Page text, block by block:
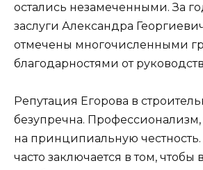
остались незамеченными. За
заслуги Александра
отмечены многочисленными
благодарностями от
Репутация Егорова в
безупречна.
на принципиальную честность.
часто заключается в том, чтобы